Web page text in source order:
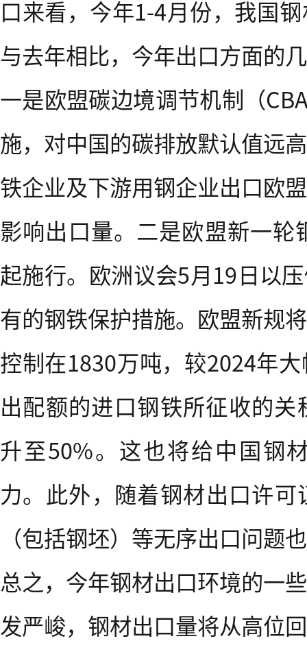
口来看，今年1-4月份，我国
与去年相比，今年出口方面的
一是欧盟碳边境调节机制（
施，对中国的碳排放默认值远
铁企业及下游用钢企业出口欧
影响出口量。二是欧盟新一轮
起施行。欧洲议会5月19日以
有的钢铁保护措施。欧盟新规
控制在1830万吨，较2024年
出配额的进口钢铁所征收的
升至50%。这也将给中国钢
力。此外，随着钢材出口许
（包括钢坯）等无序出口问题
总之，今年钢材出口环境的一
发严峻，钢材出口量将从高位